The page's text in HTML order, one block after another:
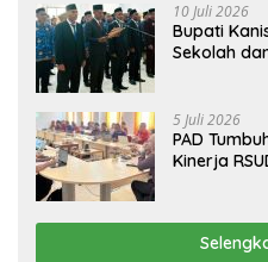
10 Juli 2026
Bupati
Sekolah
5 Juli 2026
PAD
Kinerja